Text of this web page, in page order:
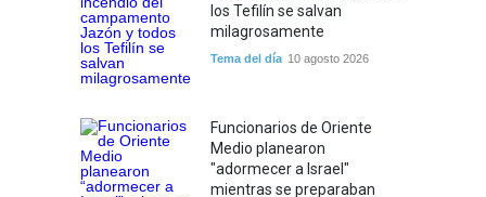
los Tefilín se salvan
milagrosamente
Tema del día 10 agosto 2026
Funcionarios de Oriente
Medio planearon
"adormecer a Israel"
mientras se preparaban